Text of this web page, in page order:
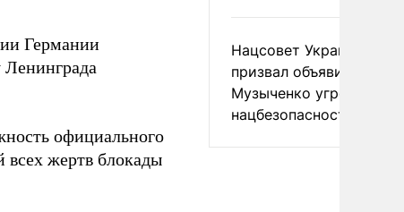
Германии
Ленинграда
официального
всех жертв блокады
Нацсовет Украины по
призвал объявить
Музыченко угрозой
нацбезопасности